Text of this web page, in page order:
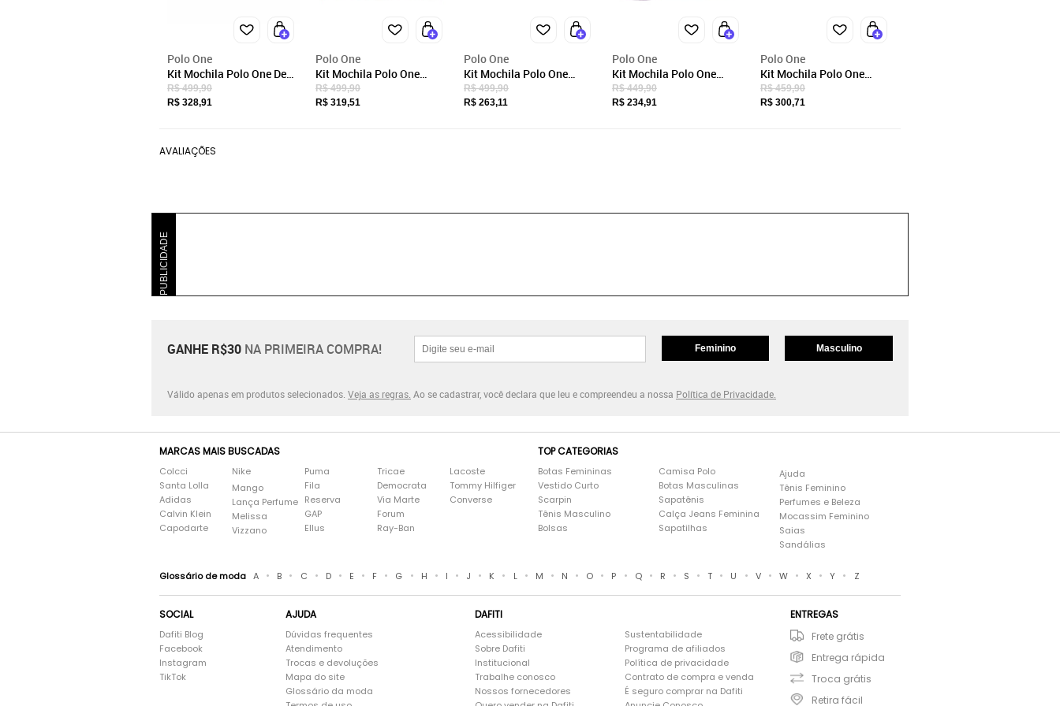
Polo One
Kit Mochila Polo One De
Rodinha Unicórnio Infantil
Lancheira Térmica Estojo
R$ 499,90
R$ 328,91
Polo One
Kit Mochila Polo One
Rodinha Infantil Menina
Escolar Lancheira Estojo
R$ 499,90
R$ 319,51
Polo One
Kit Mochila Polo One
Escolar De Rodinha Panda
Infantil Lancheira Térmica
R$ 499,90
R$ 263,11
Polo One
Kit Mochila Polo One
Rodinhas Infantil Escolar
Unicórnio Lancheira
R$ 449,90
R$ 234,91
Polo One
Kit Mochila Polo One
Rodinha Astronauta
Menino Infantil Escolar
R$ 459,90
R$ 300,71
AVALIAÇÕES
PUBLICIDADE
GANHE R$30 NA PRIMEIRA COMPRA! Feminino Masculino
Válido apenas em produtos selecionados. Veja as regras. Ao se cadastrar, você declara que leu e compreendeu a nossa Política de Privacidade.
MARCAS MAIS BUSCADAS
Colcci
Santa Lolla
Adidas
Calvin Klein
Capodarte
Nike
Mango
Lança Perfume
Melissa
Vizzano
Puma
Fila
Reserva
GAP
Ellus
Tricae
Democrata
Via Marte
Forum
Ray-Ban
Lacoste
Tommy Hilfiger
Converse
TOP CATEGORIAS
Botas Femininas
Vestido Curto
Scarpin
Tênis Masculino
Bolsas
Camisa Polo
Botas Masculinas
Sapatênis
Calça Jeans Feminina
Sapatilhas
Ajuda
Tênis Feminino
Perfumes e Beleza
Mocassim Feminino
Saias
Sandálias
Glossário de moda A • B • C • D • E • F • G • H • I • J • K • L • M • N • O • P • Q • R • S • T • U • V • W • X • Y • Z
SOCIAL
Dafiti Blog
Facebook
Instagram
TikTok
AJUDA
Dúvidas frequentes
Atendimento
Trocas e devoluções
Mapa do site
Glossário da moda
DAFITI
Acessibilidade
Sobre Dafiti
Institucional
Trabalhe conosco
Nossos fornecedores
Sustentabilidade
Programa de afiliados
Política de privacidade
Contrato de compra e venda
É seguro comprar na Dafiti
ENTREGAS
Frete grátis
Entrega rápida
Troca grátis
Retira fácil